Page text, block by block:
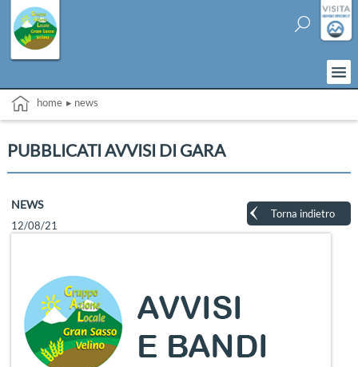
home ▸ news
PUBBLICATI AVVISI DI GARA
Torna indietro
NEWS
12/08/21